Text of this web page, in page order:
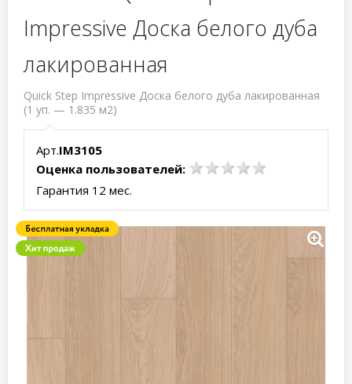
Impressive Доска белого дуба
лакированная
Quick Step Impressive Доска белого дуба лакированная
(1 уп. — 1.835 м2)
Арт.IM3105
Оценка пользователей:
Гарантия 12 мес.